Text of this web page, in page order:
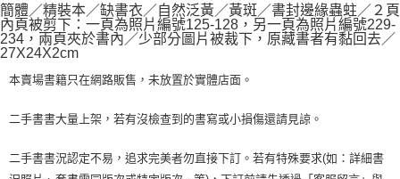
1.本服務由台灣大哥大提供，台灣大哥大用戶可立即使用無須另外申請。
2.付款方式選擇「大哥付你分期」，訂單成立後會自動跳轉到大哥付的交易
流程，驗證手機門號後，選擇欲分期的期數、繳款截止日，確認付款後即完
成交易。
3.實際核准額度、可分期數及費用金額請依後續交易確認頁面所載為準。
法說明評估內容。
1.分期款項不併入電信帳單，「大哥付你分期」於每月結算日後寄送繳費提
醒簡訊。
AFTEE先享後付
相關說明
【關於「AFTEE先享後付」】
便利好安心！
２．便利：只要手機號碼，簡訊認證，即可結帳。
【「AFTEE先享後付」結帳流程】
裹】
簡體／精裝本／缺書衣／自然泛黃／黃斑／書封邊緣蟲蛀／２頁
內頁被剪下：一頁為照片編號125-128，另一頁為照片編號229-
234，兩頁夾於書內／少部分圖片被裁下，原藏書者有黏回去／
27X24X2cm
本賣場書籍只在網路販售，未放置於實體店面。
二手書書大量上架，若有沒檢查到的書寫或小損傷還請見諒。
二手書書況認定不易，追求完美者勿直接下訂。若有特殊要求(如：詳細書